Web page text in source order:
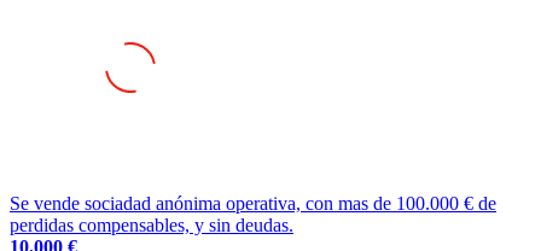
Se vende sociadad anónima operativa, con mas de 100.000 € de
perdidas compensables, y sin deudas.
10.000 €